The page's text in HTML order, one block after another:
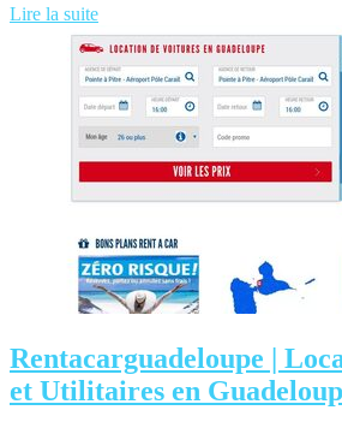
Lire la suite
Rentacarguadeloupe |
et Utilitaires en